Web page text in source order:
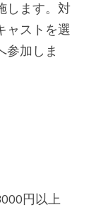
します。対
ャストを選
参加しま
円以上